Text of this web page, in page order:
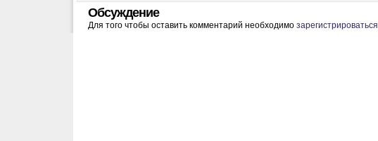
Обсуждение
Для того чтобы оставить комментарий необходимо зарегистрироваться